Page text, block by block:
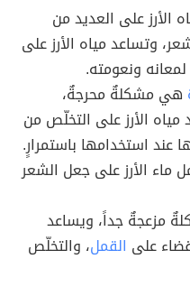
الأرز على العديد من
وتساعد مياه الأرز على
ونعومته.
هي مشكلةٌ محرجةٌ،
الأرز على التخلّص من
عند استخدامها باستمرارٍ.
ماء الأرز على جعل الشعر
مزعجةٌ جداً، ويساعد
على القمل، والتخلّص